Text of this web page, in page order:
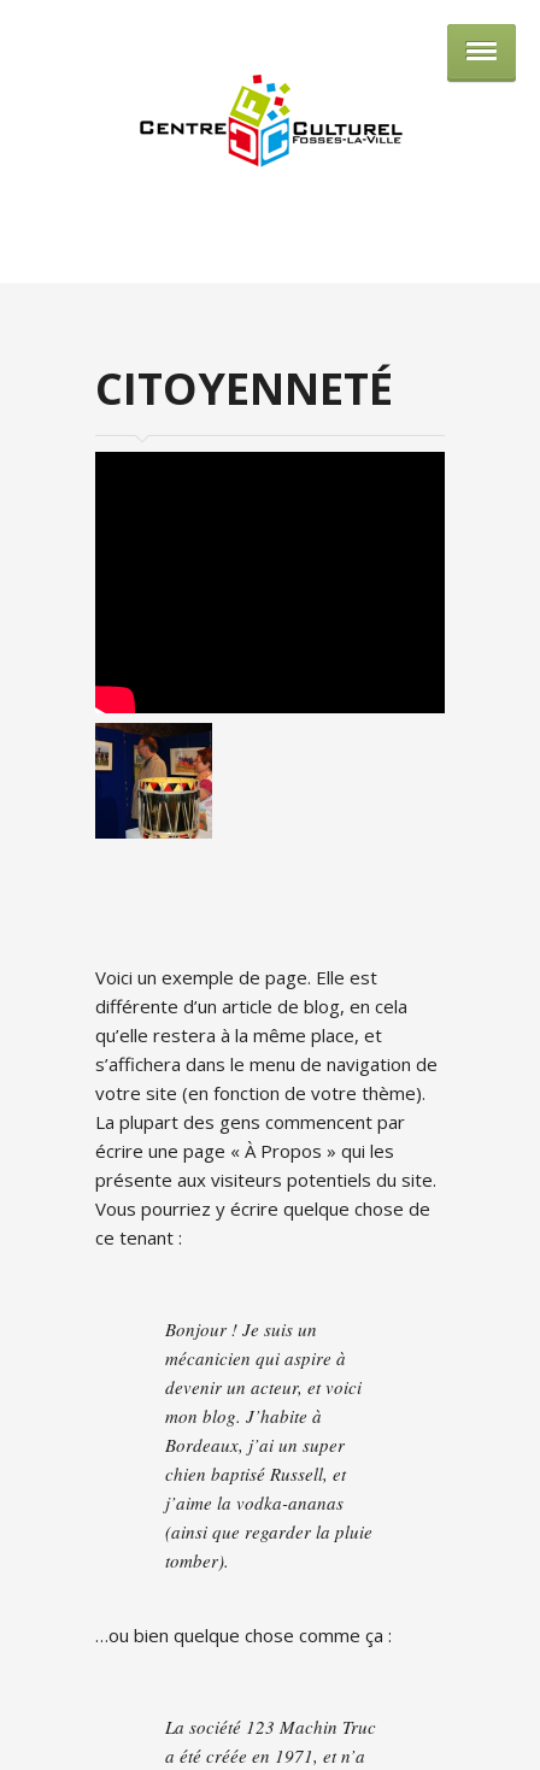
Centre culturel de Fosses-la-Ville
CITOYENNETÉ
Voici un exemple de page. Elle est
différente d’un article de blog, en cela
qu’elle restera à la même place, et
s’affichera dans le menu de navigation de
votre site (en fonction de votre thème).
La plupart des gens commencent par
écrire une page « À Propos » qui les
présente aux visiteurs potentiels du site.
Vous pourriez y écrire quelque chose de
ce tenant :
Bonjour ! Je suis un
mécanicien qui aspire à
devenir un acteur, et voici
mon blog. J’habite à
Bordeaux, j’ai un super
chien baptisé Russell, et
j’aime la vodka-ananas
(ainsi que regarder la pluie
tomber).
…ou bien quelque chose comme ça :
La société 123 Machin Truc
a été créée en 1971, et n’a